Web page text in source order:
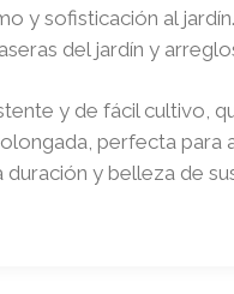
y sofisticación al
del jardín y
y de fácil cultivo,
perfecta
y belleza de